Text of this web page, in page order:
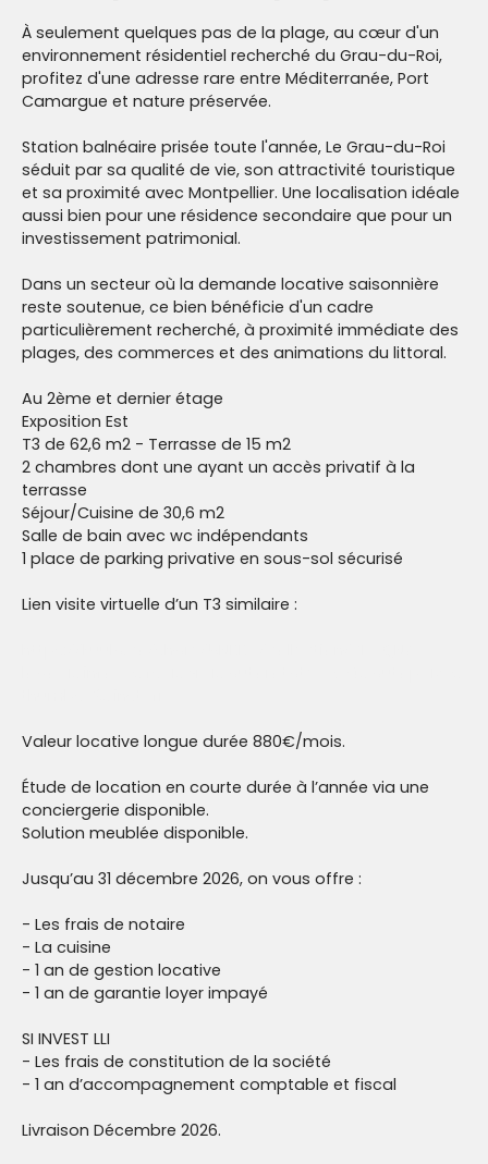
À seulement quelques pas de la plage, au cœur d'un
environnement résidentiel recherché du Grau-du-Roi,
profitez d'une adresse rare entre Méditerranée, Port
Camargue et nature préservée.
Station balnéaire prisée toute l'année, Le Grau-du-Roi
séduit par sa qualité de vie, son attractivité touristique
et sa proximité avec Montpellier. Une localisation idéale
aussi bien pour une résidence secondaire que pour un
investissement patrimonial.
Dans un secteur où la demande locative saisonnière
reste soutenue, ce bien bénéficie d'un cadre
particulièrement recherché, à proximité immédiate des
plages, des commerces et des animations du littoral.
Au 2ème et dernier étage
Exposition Est
T3 de 62,6 m2 - Terrasse de 15 m2
2 chambres dont une ayant un accès privatif à la
terrasse
Séjour/Cuisine de 30,6 m2
Salle de bain avec wc indépendants
1 place de parking privative en sous-sol sécurisé
Lien visite virtuelle d’un T3 similaire :
Valeur locative longue durée 880€/mois.
Étude de location en courte durée à l’année via une
conciergerie disponible.
Solution meublée disponible.
Jusqu’au 31 décembre 2026, on vous offre :
- Les frais de notaire
- La cuisine
- 1 an de gestion locative
- 1 an de garantie loyer impayé
SI INVEST LLI
- Les frais de constitution de la société
- 1 an d’accompagnement comptable et fiscal
Livraison Décembre 2026.